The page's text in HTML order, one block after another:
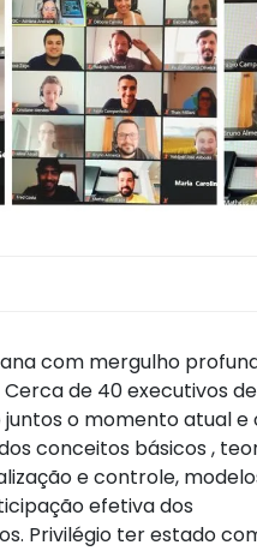
com mergulho
de 40 executivos de
o momento atual e
conceitos básicos ,
e controle,
efetiva dos
Privilégio ter estado